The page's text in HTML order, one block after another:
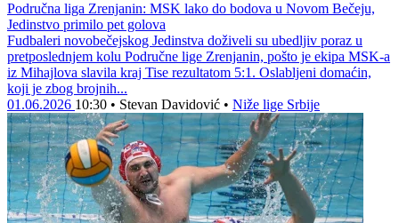
Područna liga Zrenjanin: MSK lako do bodova u Novom Bečeju,
Jedinstvo primilo pet golova
Fudbaleri novobečejskog Jedinstva doživeli su ubedljiv poraz u
pretposlednjem kolu Područne lige Zrenjanin, pošto je ekipa MSK-a
iz Mihajlova slavila kraj Tise rezultatom 5:1. Oslabljeni domaćin,
koji je zbog brojnih...
01.06.2026 10:30 • Stevan Davidović • Niže lige Srbije